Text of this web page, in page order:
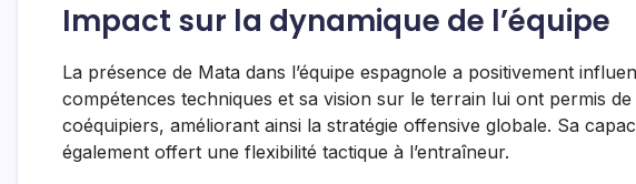
Impact sur la dynamique de l’équipe
La présence de Mata dans l’équipe espagnole a positivement
compétences techniques et sa vision sur le terrain lui ont permis
coéquipiers, améliorant ainsi la stratégie offensive globale. Sa
également offert une flexibilité tactique à l’entraîneur.